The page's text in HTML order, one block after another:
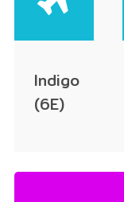
Indigo
(6E)